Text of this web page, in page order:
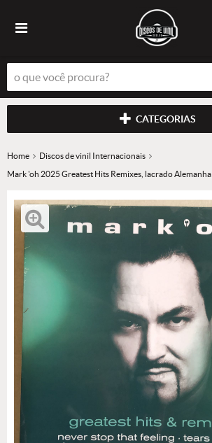
CATEGORIAS
Home
Discos de vinil Internacionais
Mark 'oh 2025 Greatest Hits Remixes, lacrado Alemanha